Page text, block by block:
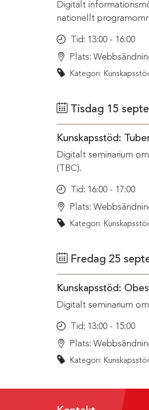
Digitalt
nationellt
Tid: 13:00 - 16:00
Plats:
Kategori:
Tisdag 15
Kunskapsstöd:
Digitalt seminarium
(TBC).
Tid: 16:00 - 17:00
Plats:
Kategori:
Fredag 25
Kunskapsstöd:
Digitalt seminarium
Tid: 13:00 - 15:00
Plats:
Kategori: